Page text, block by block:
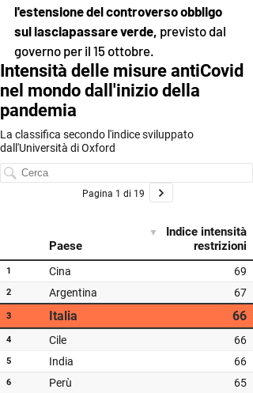
l'estensione del controverso obbligo
sul lasciapassare verde, previsto dal
governo per il 15 ottobre.